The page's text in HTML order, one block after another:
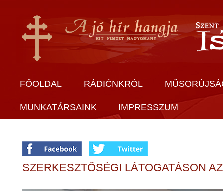
FŐOLDAL RÁDIÓNKRÓL
MUNKATÁRSAINK IMPRESSZUM
SZERKESZTŐSÉGI LÁTOGATÁSON